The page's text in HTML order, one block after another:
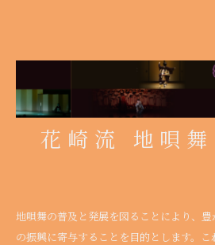
花崎流 地唄
地唄舞の普及と発展を図ることにより、
の振興に寄与することを目的とします。